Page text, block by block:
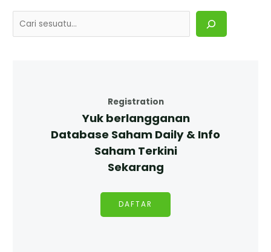
Registration
Yuk berlangganan
Database Saham Daily & Info
Saham Terkini
Sekarang
DAFTAR